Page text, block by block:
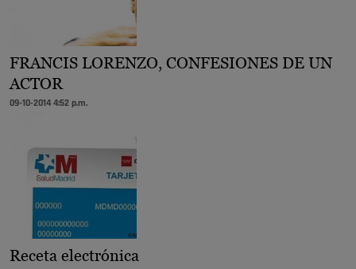
FRANCIS LORENZO, CONFESIONES DE UN
ACTOR
09-10-2014 4:52 p.m.
Receta electrónica